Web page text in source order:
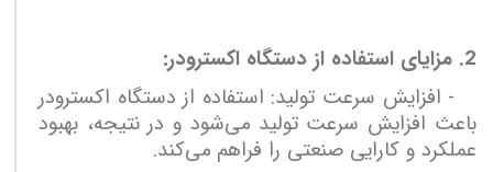
2. مزایای استفاده از دستگاه اکسترودر:
- افزایش سرعت تولید: استفاده از دستگاه اکسترودر
باعث افزایش سرعت تولید می‌شود و در نتیجه، بهبود
عملکرد و کارایی صنعتی را فراهم می‌کند.